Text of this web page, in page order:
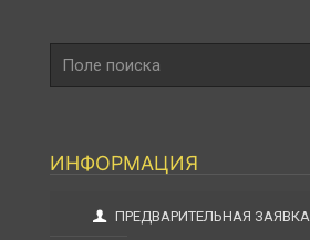
поиска
ИНФОРМАЦИЯ
ПРЕДВАРИТЕЛЬНАЯ ЗАЯВКА